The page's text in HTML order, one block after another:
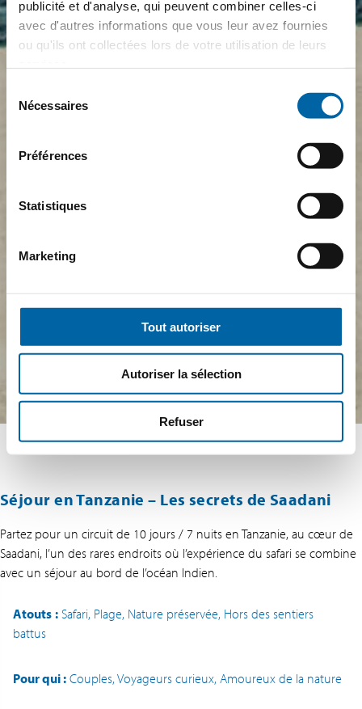
publicité et d'analyse, qui peuvent combiner celles-ci
avec d'autres informations que vous leur avez fournies
ou qu'ils ont collectées lors de votre utilisation de leurs
Nécessaires
Préférences
Statistiques
Marketing
Tout autoriser
Autoriser la sélection
Refuser
Séjour en Tanzanie – Les secrets de Saadani
Partez pour un circuit de 10 jours / 7 nuits en Tanzanie, au cœur de
Saadani, l’un des rares endroits où l’expérience du safari se combine
avec un séjour au bord de l’océan Indien.
Atouts : Safari, Plage, Nature préservée, Hors des sentiers
battus
Pour qui : Couples, Voyageurs curieux, Amoureux de la nature